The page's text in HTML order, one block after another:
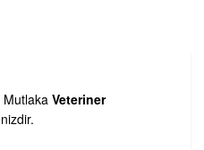
Mutlaka Veteriner